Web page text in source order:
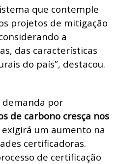
que contemple
projetos de mitigação
a
das características
do país”, destacou.
demanda por
de carbono cresça nos
exigirá um aumento na
certificadoras.
de certificação